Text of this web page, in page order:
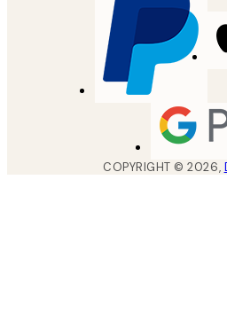
COPYRIGHT ©2026,